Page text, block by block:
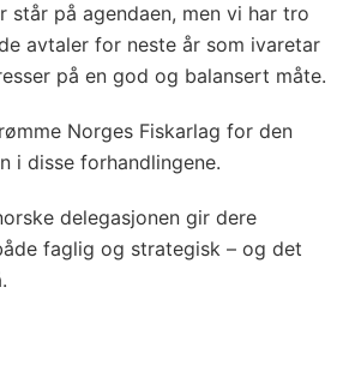
står på agendaen, men vi har tro
avtaler for neste år som ivaretar
på en god og balansert måte.
Norges Fiskarlag for den
i disse forhandlingene.
delegasjonen gir dere
faglig og strategisk – og det